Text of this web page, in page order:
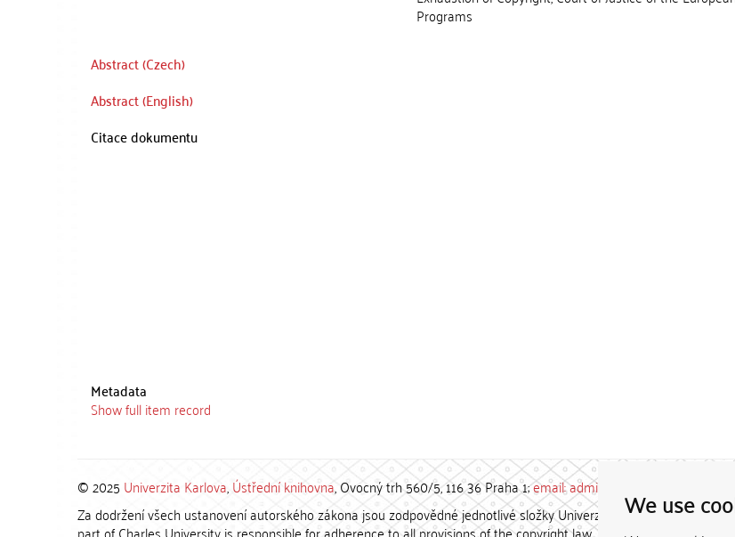
We use
Programs
Abstract (Czech)
Abstract (English)
Citace dokumentu
Metadata
Show full item record
© 2025 Univerzita Karlova,Ústřední knihovna, Ovocný trh 560/5, 116 36 Praha 1;email: admin-repozitar [at] cuni.cz
Za dodržení všech ustanovení autorského zákona jsou zodpovědné jednotlivé složky Univerzity Karlovy. / Each